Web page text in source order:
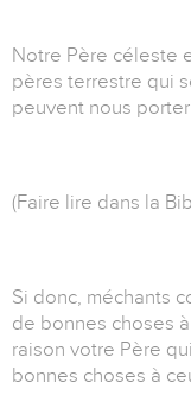
Notre Père céleste
pères terrestre qui
peuvent nous
(Faire lire dans la
Si donc, méchants
de bonnes choses
raison votre Père
bonnes choses à